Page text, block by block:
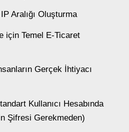
Aralığı Oluşturma
için Temel E-Ticaret
Gerçek İhtiyacı
Kullanıcı Hesabında
Şifresi Gerekmeden)